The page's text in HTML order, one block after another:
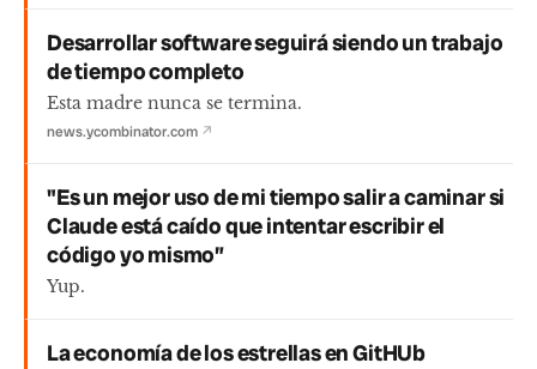
Desarrollar software seguirá siendo un trabajo
de tiempo completo
Esta madre nunca se termina.
news.ycombinator.com ↗
"Es un mejor uso de mi tiempo salir a caminar si
Claude está caído que intentar escribir el
código yo mismo”
Yup.
La economía de los estrellas en GitHUb